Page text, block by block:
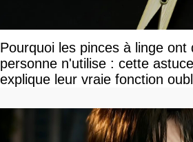
Pourquoi les pinces à linge ont
personne n'utilise : cette
explique leur vraie fonction